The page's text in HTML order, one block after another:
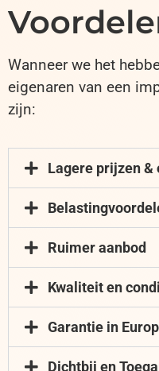
Wanneer we het
eigenaren van een
zijn:
Lagere prijzen &
Ruimer aanbod
Kwaliteit en
Garantie in
Dichtbij en